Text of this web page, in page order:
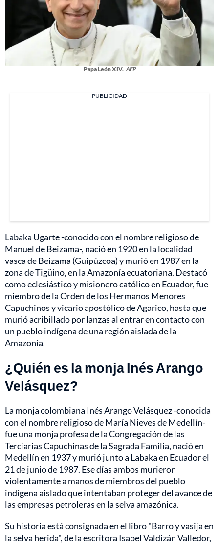
Papa León XIV. AFP
PUBLICIDAD
Labaka Ugarte -conocido con el nombre religioso de
Manuel de Beizama-, nació en 1920 en la localidad
vasca de Beizama (Guipúzcoa) y murió en 1987 en la
zona de Tigüino, en la Amazonía ecuatoriana. Destacó
como eclesiástico y misionero católico en Ecuador, fue
miembro de la Orden de los Hermanos Menores
Capuchinos y vicario apostólico de Agarico, hasta que
murió acribillado por lanzas al entrar en contacto con
un pueblo indígena de una región aislada de la
Amazonía.
¿Quién es la monja Inés Arango
Velásquez?
La monja colombiana Inés Arango Velásquez -conocida
con el nombre religioso de María Nieves de Medellín-
fue una monja profesa de la Congregación de las
Terciarias Capuchinas de la Sagrada Familia, nació en
Medellín en 1937 y murió junto a Labaka en Ecuador el
21 de junio de 1987. Ese días ambos murieron
violentamente a manos de miembros del pueblo
indígena aislado que intentaban proteger del avance de
las empresas petroleras en la selva amazónica.
Su historia está consignada en el libro "Barro y vasija en
la selva herida", de la escritora Isabel Valdizán Valledor,